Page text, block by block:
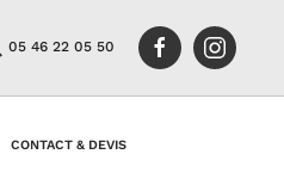
05 46 22 05 50
CONTACT & DEVIS